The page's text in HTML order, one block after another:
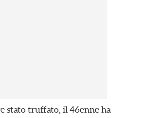
stato truffato, il 46enne ha